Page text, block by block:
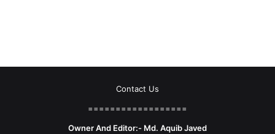
Contact Us
==================
Owner And Editor:- Md. Aquib Javed